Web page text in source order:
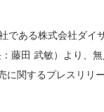
である株式会社ダイ
藤田 武敏）より、
に関するプレスリリ